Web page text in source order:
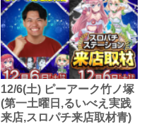
12/6(土) ピーアーク竹ノ塚
(第一土曜日,るいべえ実践
来店,スロパチ来店取材青)